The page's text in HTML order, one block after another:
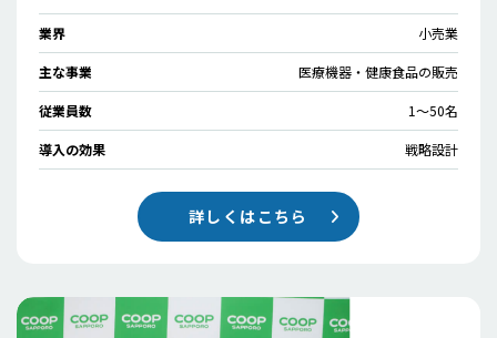
業界 小売業
主な事業 医療機器・健康食品の販売
従業員数 1〜50名
導入の効果 戦略設計
詳しくはこちら